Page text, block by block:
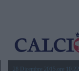
28 Dicembre 2015,ore 10.22